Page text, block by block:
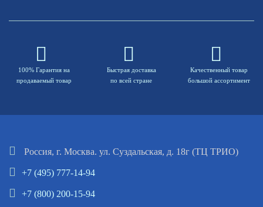
100% Гарантия на
продаваемый товар
Быстрая доставка
по всей стране
Качественный товар
большой ассортимент
Россия, г. Москва. ул. Суздальская, д. 18г (ТЦ ТРИО)
+7 (495) 777-14-94
+7 (800) 200-15-94